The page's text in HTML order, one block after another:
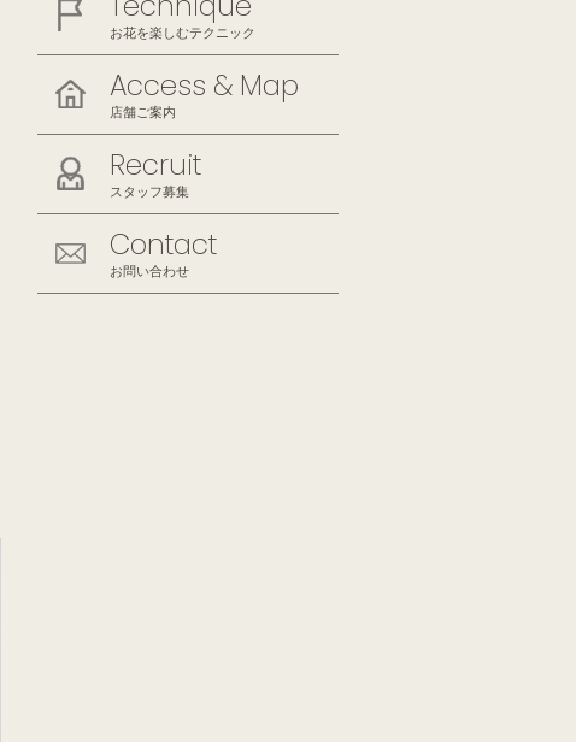
お花を楽しむテクニック
Access & Map
店舗ご案内
Recruit
スタッフ募集
Contact
お問い合わせ